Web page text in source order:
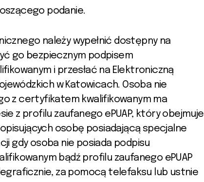
podanie.
należy wypełnić dostępny na
go bezpiecznym podpisem
i przesłać na Elektroniczną
w Katowicach. Osoba nie
z certyfikatem kwalifikowanym ma
z profilu zaufanego ePUAP, który obejmuje
osobę posiadającą specjalne
gdy osoba nie posiada podpisu
bądź profilu zaufanego ePUAP
za pomocą telefaksu lub ustnie